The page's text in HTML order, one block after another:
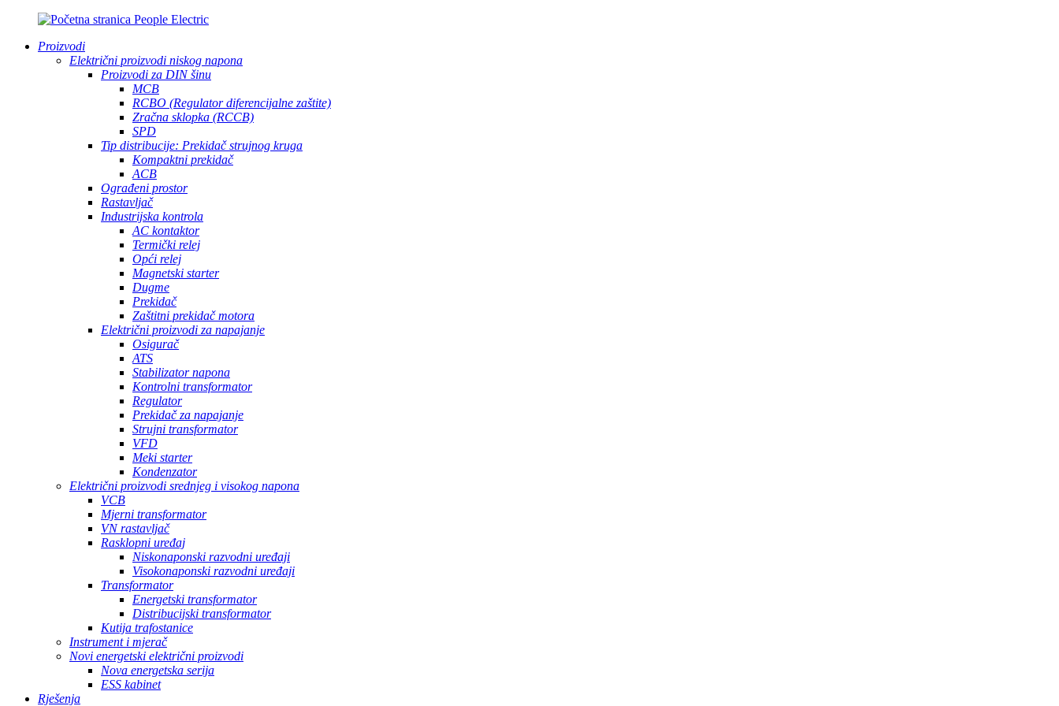
Proizvodi
Električni proizvodi niskog napona
Proizvodi za DIN šinu
MCB
RCBO (Regulator diferencijalne zaštite)
Zračna sklopka (RCCB)
SPD
Tip distribucije: Prekidač strujnog kruga
Kompaktni prekidač
ACB
Ograđeni prostor
Rastavljač
Industrijska kontrola
AC kontaktor
Termički relej
Opći relej
Magnetski starter
Dugme
Prekidač
Zaštitni prekidač motora
Električni proizvodi za napajanje
Osigurač
ATS
Stabilizator napona
Kontrolni transformator
Regulator
Prekidač za napajanje
Strujni transformator
VFD
Meki starter
Kondenzator
Električni proizvodi srednjeg i visokog napona
VCB
Mjerni transformator
VN rastavljač
Rasklopni uređaj
Niskonaponski razvodni uređaji
Visokonaponski razvodni uređaji
Transformator
Energetski transformator
Distribucijski transformator
Kutija trafostanice
Instrument i mjerač
Novi energetski električni proizvodi
Nova energetska serija
ESS kabinet
Rješenja